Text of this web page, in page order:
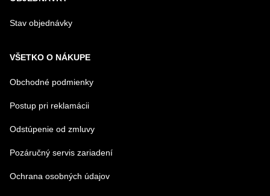
Stav objednávky
VŠETKO O NÁKUPE
Obchodné podmienky
Postup pri reklamácii
Odstúpenie od zmluvy
Pozáručný servis zariadení
Ochrana osobných údajov